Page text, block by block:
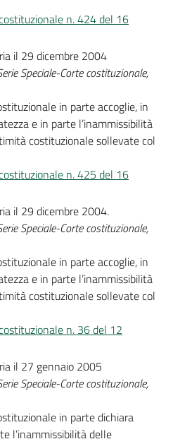
n. 424 del 16
il 29 dicembre 2004
Speciale-Corte costituzionale,
in parte accoglie, in
e in parte l’inammissibilità
costituzionale sollevate col
n. 425 del 16
il 29 dicembre 2004.
Speciale-Corte costituzionale,
in parte accoglie, in
e in parte l’inammissibilità
costituzionale sollevate col
n. 36 del 12
il 27 gennaio 2005
Speciale-Corte costituzionale,
in parte dichiara
l’inammissibilità delle